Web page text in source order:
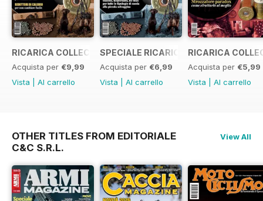
RICARICA COLLECTION 5
Acquista per €9,99
Vista
Al carrello
SPECIALE RICARICA COLLECTION 4
Acquista per €6,99
Vista
Al carrello
RICARICA
Acquista per €5,99
Vista
Al carrello
OTHER TITLES FROM EDITORIALE
C&C S.R.L.
View All